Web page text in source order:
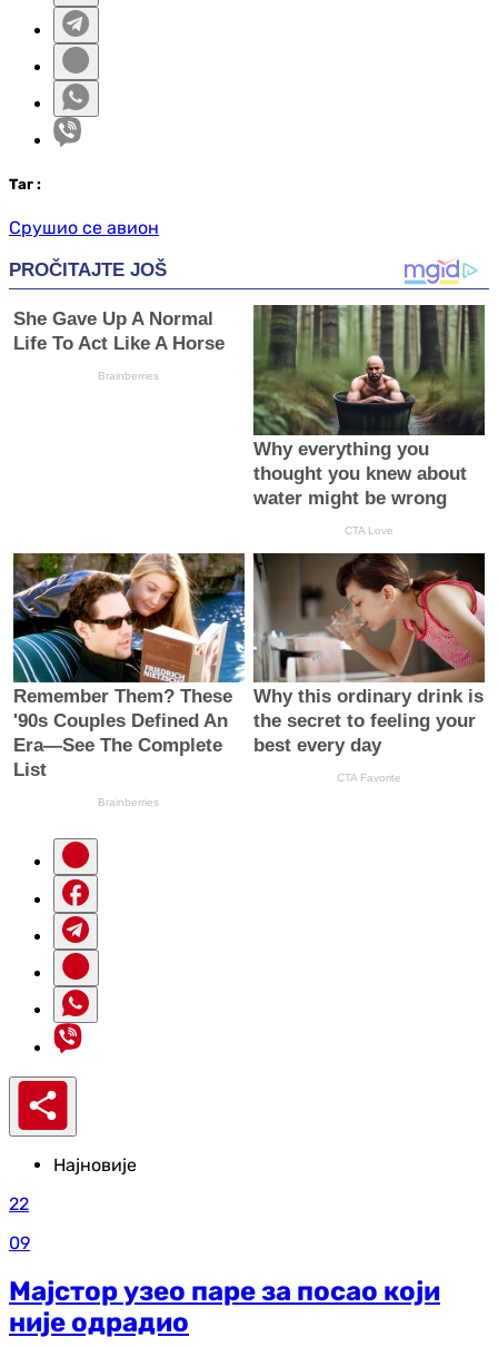
Таг :
Срушио се авион
Најновије
22
09
Мајстор узео паре за посао који
није одрадио